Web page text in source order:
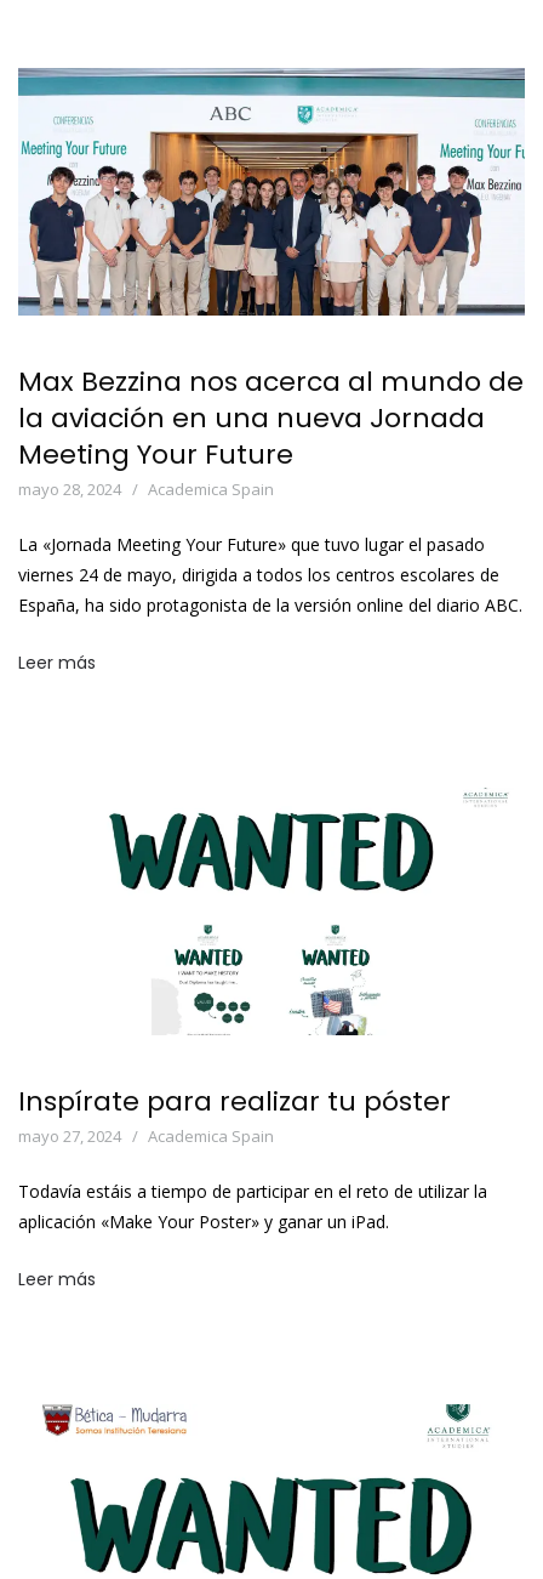
Max Bezzina nos acerca al mundo de
la aviación en una nueva Jornada
Meeting Your Future
mayo 28, 2024 Academica Spain
La «Jornada Meeting Your Future» que tuvo lugar el pasado
viernes 24 de mayo, dirigida a todos los centros escolares de
España, ha sido protagonista de la versión online del diario ABC.
Leer más
Inspírate para realizar tu póster
mayo 27, 2024 Academica Spain
Todavía estáis a tiempo de participar en el reto de utilizar la
aplicación «Make Your Poster» y ganar un iPad.
Leer más